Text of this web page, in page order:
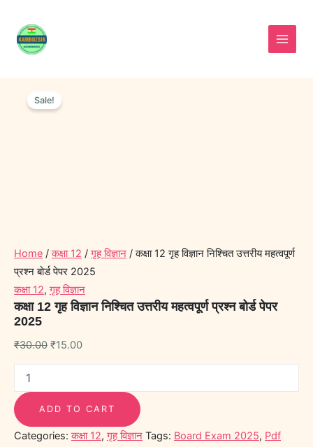
content
Sale!
Home /कक्षा 12 /गृह विज्ञान / कक्षा 12 गृह विज्ञान निश्चित उत्तरीय महत्वपूर्ण
प्रश्न बोर्ड पेपर 2025
कक्षा 12,गृह विज्ञान
कक्षा 12 गृह विज्ञान निश्चित उत्तरीय महत्वपूर्ण प्रश्न बोर्ड पेपर
2025
₹30.00
price
₹15.00
ADD TO CART
Categories:कक्षा 12,गृह विज्ञान Tags: Board Exam 2025, Pdf